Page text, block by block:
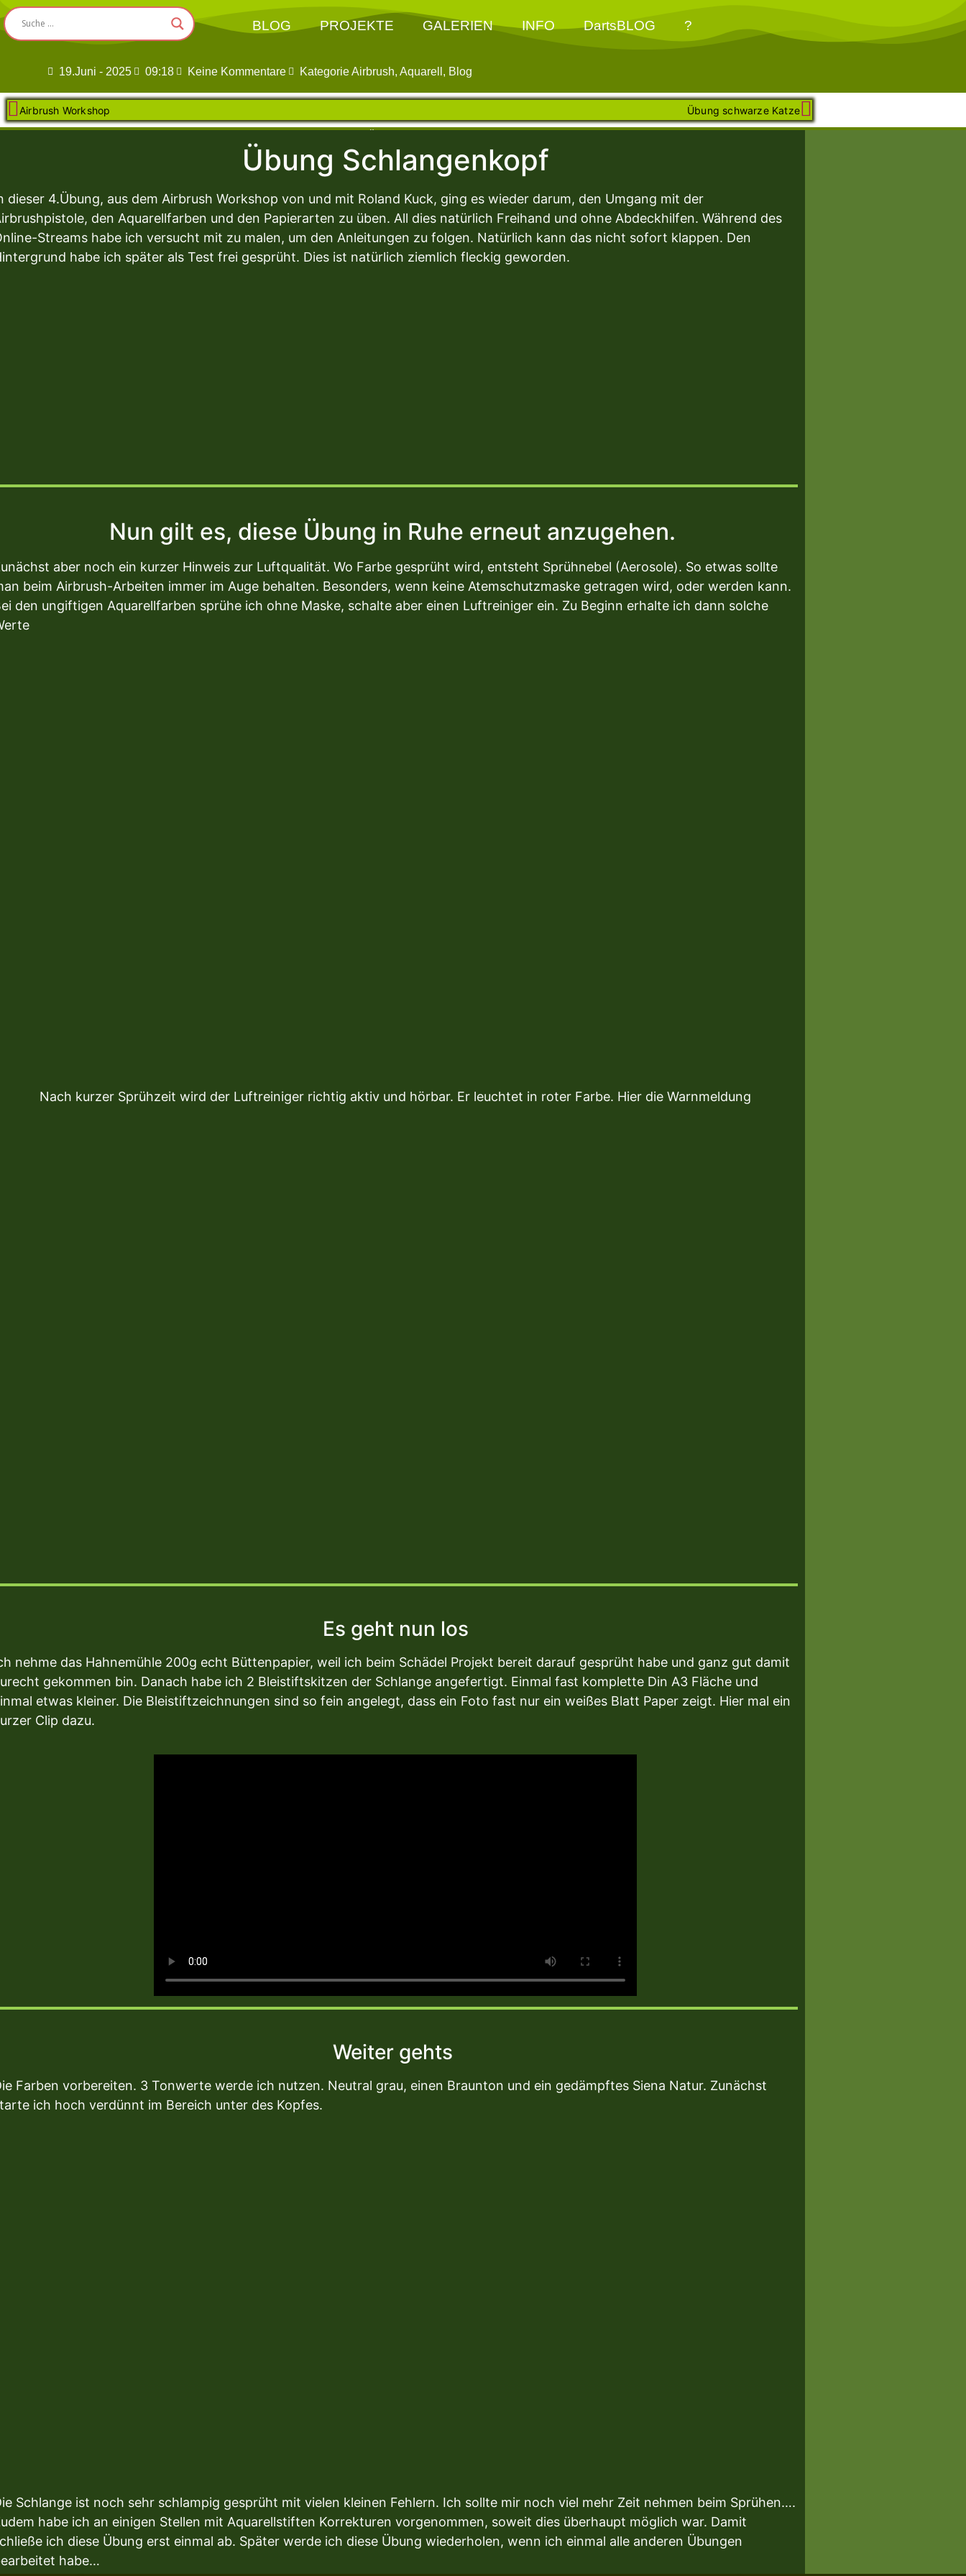
BLOG PROJEKTE GALERIEN INFO DartsBLOG ?
19.Juni - 2025 09:18 Keine Kommentare KategorieAirbrush, Aquarell , Blog
Airbrush Workshop Übung schwarze Katze
Übung Schlangenkopf
dieser 4.Übung, aus dem Airbrush Workshop von und mit Roland Kuck, ging es wieder darum, den Umgang mit der
den Aquarellfarben und den Papierarten zu üben. All dies natürlich Freihand und ohne Abdeckhilfen. Während des
Streams habe ich versucht mit zu malen, um den Anleitungen zu folgen. Natürlich kann das nicht sofort klappen. Den
habe ich später als Test frei gesprüht. Dies ist natürlich ziemlich fleckig geworden.
Nun gilt es, diese Übung in Ruhe erneut anzugehen.
aber noch ein kurzer Hinweis zur Luftqualität. Wo Farbe gesprüht wird, entsteht Sprühnebel (Aerosole). So etwas sollte
beim Airbrush-Arbeiten immer im Auge behalten. Besonders, wenn keine Atemschutzmaske getragen wird, oder werden kann.
den ungiftigen Aquarellfarben sprühe ich ohne Maske, schalte aber einen Luftreiniger ein. Zu Beginn erhalte ich dann solche
Nach kurzer Sprühzeit wird der Luftreiniger richtig aktiv und hörbar. Er leuchtet in roter Farbe. Hier die Warnmeldung
Es geht nun los
nehme das Hahnemühle 200g echt Büttenpapier, weil ich beim Schädel Projekt bereit darauf gesprüht habe und ganz gut damit
gekommen bin. Danach habe ich 2 Bleistiftskitzen der Schlange angefertigt. Einmal fast komplette Din A3 Fläche und
etwas kleiner. Die Bleistiftzeichnungen sind so fein angelegt, dass ein Foto fast nur ein weißes Blatt Paper zeigt. Hier mal ein
Clip dazu.
Weiter gehts
Farben vorbereiten. 3 Tonwerte werde ich nutzen. Neutral grau, einen Braunton und ein gedämpftes Siena Natur. Zunächst
ich hoch verdünnt im Bereich unter des Kopfes.
Schlange ist noch sehr schlampig gesprüht mit vielen kleinen Fehlern. Ich sollte mir noch viel mehr Zeit nehmen beim Sprühen….
habe ich an einigen Stellen mit Aquarellstiften Korrekturen vorgenommen, soweit dies überhaupt möglich war. Damit
ich diese Übung erst einmal ab. Später werde ich diese Übung wiederholen, wenn ich einmal alle anderen Übungen
habe…